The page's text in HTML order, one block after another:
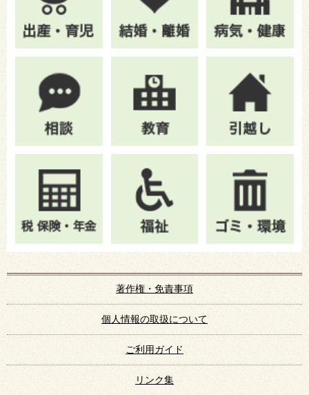
著作権・免責事項
個人情報の取扱について
ご利用ガイド
リンク集